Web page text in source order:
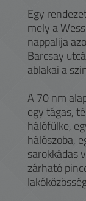
Egy
mely a
nappalija
Barcsay
ablakai a
A 70 nm
egy tágas,
hálófülke,
hálószoba,
sarokkádas
zárható